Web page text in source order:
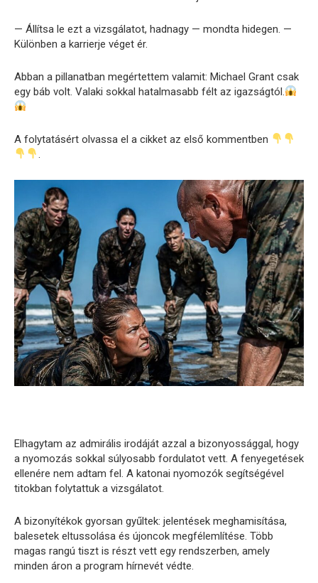
— Állítsa le ezt a vizsgálatot, hadnagy — mondta hidegen. —
Különben a karrierje véget ér.
Abban a pillanatban megértettem valamit: Michael Grant csak
egy báb volt. Valaki sokkal hatalmasabb félt az igazságtól.
A folytatásért olvassa el a cikket az első kommentben
.
Elhagytam az admirális irodáját azzal a bizonyossággal, hogy
a nyomozás sokkal súlyosabb fordulatot vett. A fenyegetések
ellenére nem adtam fel. A katonai nyomozók segítségével
titokban folytattuk a vizsgálatot.
A bizonyítékok gyorsan gyűltek: jelentések meghamisítása,
balesetek eltussolása és újoncok megfélemlítése. Több
magas rangú tiszt is részt vett egy rendszerben, amely
minden áron a program hírnevét védte.